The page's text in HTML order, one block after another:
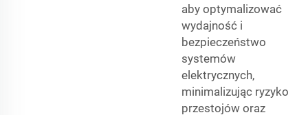
aby optymalizować
wydajność i
bezpieczeństwo
systemów
elektrycznych,
minimalizując ryzyko
przestojów oraz